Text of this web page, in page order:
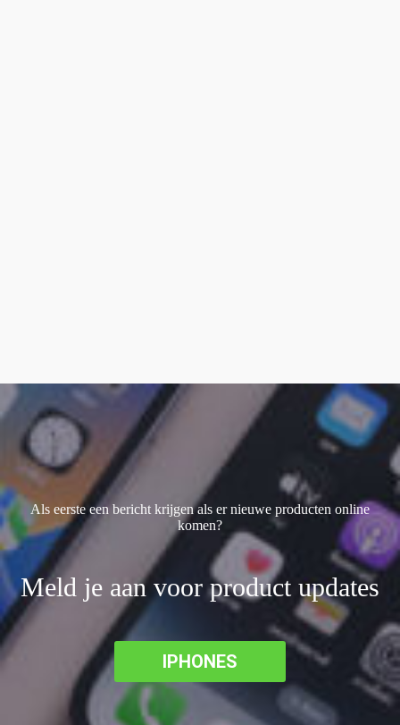
Als eerste een bericht krijgen als er nieuwe producten online
komen?
Meld je aan voor product updates
IPHONES